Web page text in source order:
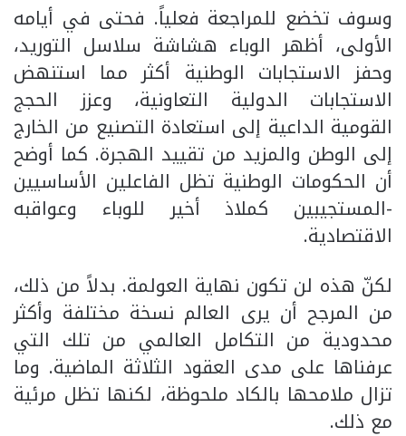
وسوف تخضع للمراجعة فعلياً. فحتى في أيامه
الأولى، أظهر الوباء هشاشة سلاسل التوريد،
وحفز الاستجابات الوطنية أكثر مما استنهض
الاستجابات الدولية التعاونية، وعزز الحجج
القومية الداعية إلى استعادة التصنيع من الخارج
إلى الوطن والمزيد من تقييد الهجرة. كما أوضح
أن الحكومات الوطنية تظل الفاعلين الأساسيين
-المستجيبين كملاذ أخير للوباء وعواقبه
الاقتصادية.
لكنّ هذه لن تكون نهاية العولمة. بدلاً من ذلك،
من المرجح أن يرى العالم نسخة مختلفة وأكثر
محدودية من التكامل العالمي من تلك التي
عرفناها على مدى العقود الثلاثة الماضية. وما
تزال ملامحها بالكاد ملحوظة، لكنها تظل مرئية
مع ذلك.